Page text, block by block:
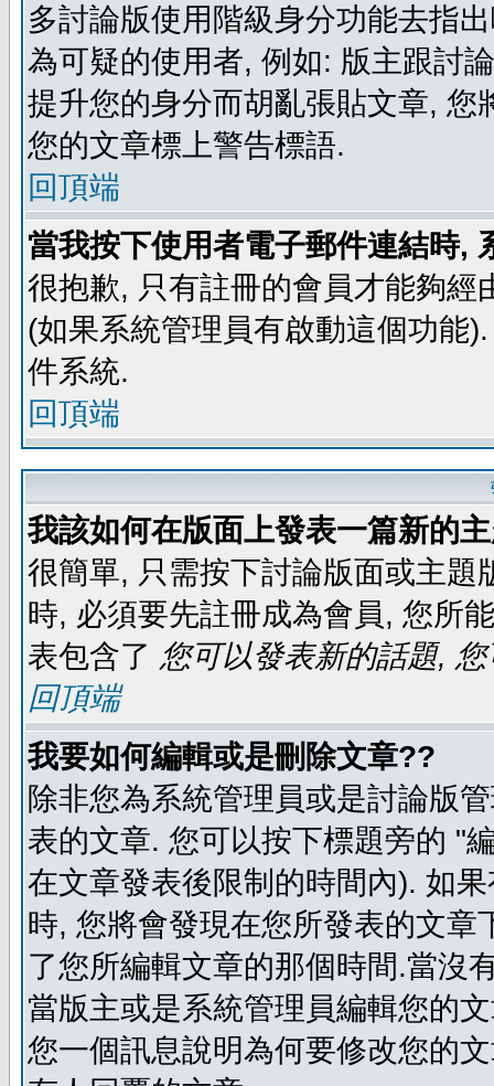
多討論版使用階級身分功能去指
為可疑的使用者, 例如: 版主跟討
提升您的身分而胡亂張貼文章,
您的文章標上警告標語.
回頂端
當我按下使用者電子郵件連結時,
很抱歉, 只有註冊的會員才能夠
(如果系統管理員有啟動這個功能
件系統.
回頂端
我該如何在版面上發表一篇新的
很簡單, 只需按下討論版面或主
時, 必須要先註冊成為會員, 您所
表包含了 您可以發表新的話題,
回頂端
我要如何編輯或是刪除文章??
除非您為系統管理員或是討論版
表的文章. 您可以按下標題旁的 "
在文章發表後限制的時間內). 如
時, 您將會發現在您所發表的文
了您所編輯文章的那個時間.當沒
當版主或是系統管理員編輯您的
您一個訊息說明為何要修改您的